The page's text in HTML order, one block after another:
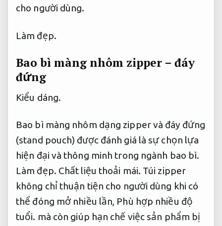
cho người dùng.
Làm đẹp.
Bao bì màng nhôm zipper – đáy
đứng
Kiểu dáng.
Bao bì màng nhôm dạng zipper và đáy đứng
(stand pouch) được đánh giá là sự chọn lựa
hiện đại và thông minh trong ngành bao bì.
Làm đẹp. Chất liệu thoải mái. Túi zipper
không chỉ thuận tiện cho người dùng khi có
thể đóng mở nhiều lần, Phù hợp nhiều độ
tuổi. mà còn giúp hạn chế việc sản phẩm bị